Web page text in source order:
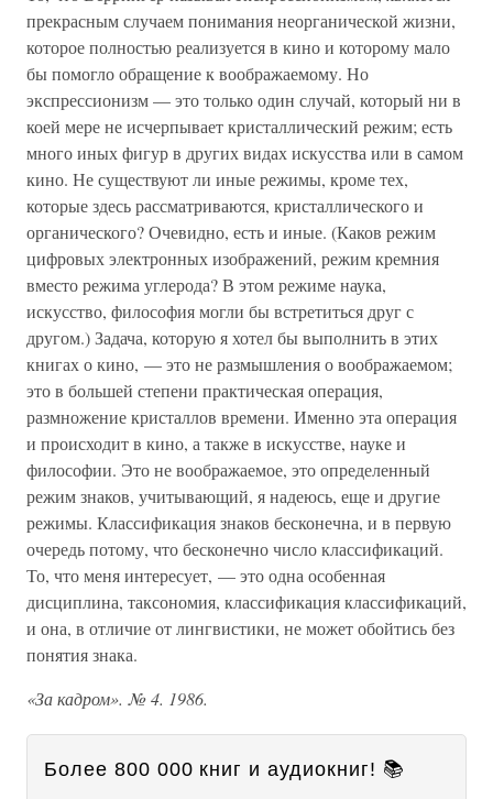
прекрасным случаем понимания неорганической жизни,
которое полностью реализуется в кино и которому мало
бы помогло обращение к воображаемому. Но
экспрессионизм — это только один случай, который ни в
коей мере не исчерпывает кристаллический режим; есть
много иных фигур в других видах искусства или в самом
кино. Не существуют ли иные режимы, кроме тех,
которые здесь рассматриваются, кристаллического и
органического? Очевидно, есть и иные. (Каков режим
цифровых электронных изображений, режим кремния
вместо режима углерода? В этом режиме наука,
искусство, философия могли бы встретиться друг с
другом.) Задача, которую я хотел бы выполнить в этих
книгах о кино, — это не размышления о воображаемом;
это в большей степени практическая операция,
размножение кристаллов времени. Именно эта операция
и происходит в кино, а также в искусстве, науке и
философии. Это не воображаемое, это определенный
режим знаков, учитывающий, я надеюсь, еще и другие
режимы. Классификация знаков бесконечна, и в первую
очередь потому, что бесконечно число классификаций.
То, что меня интересует, — это одна особенная
дисциплина, таксономия, классификация классификаций,
и она, в отличие от лингвистики, не может обойтись без
понятия знака.
«За кадром». № 4. 1986.
Более 800 000 книг и аудиокниг! 📚